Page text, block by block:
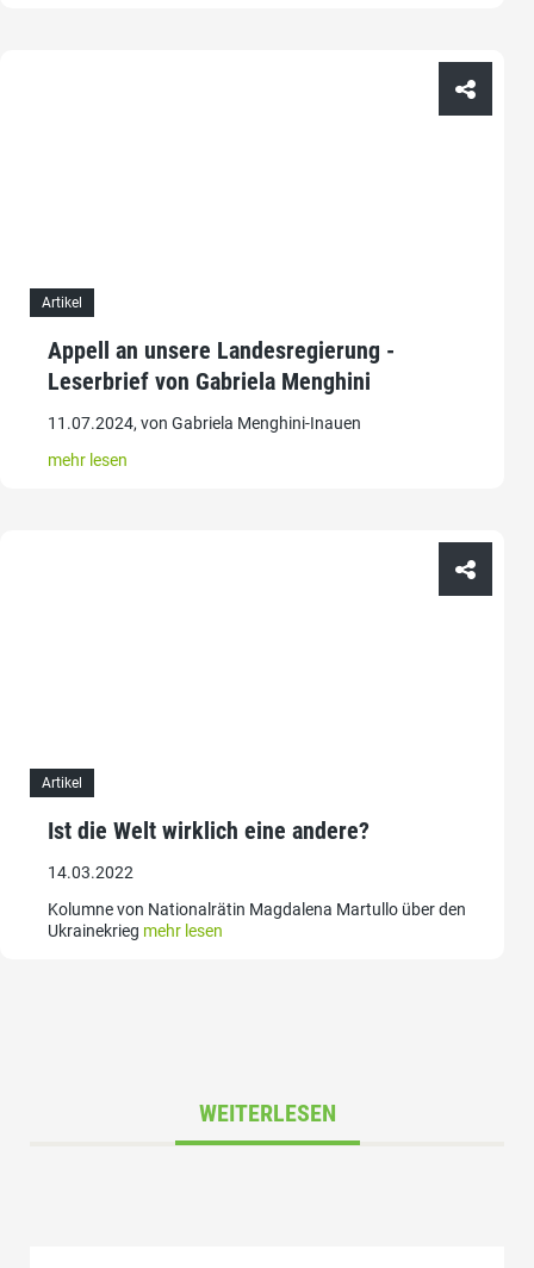
Artikel
Appell an unsere Landesregierung -
Leserbrief von Gabriela Menghini
11.07.2024, von Gabriela Menghini-Inauen
mehr lesen
Artikel
Ist die Welt wirklich eine andere?
14.03.2022
Kolumne von Nationalrätin Magdalena Martullo über den
Ukrainekrieg mehr lesen
WEITERLESEN